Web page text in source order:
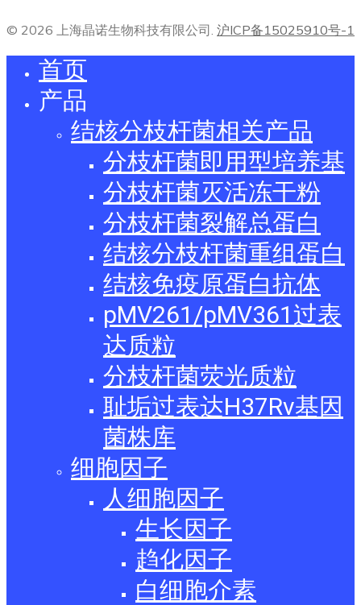
© 2026 上海晶诺生物科技有限公司. 沪ICP备15025910号-1
首页
产品
结核分枝杆菌相关产品
分枝杆菌即用型培养基
分枝杆菌灭活冻干粉
分枝杆菌裂解总蛋白
结核分枝杆菌重组蛋白
结核免疫原蛋白抗体
pMV261/pMV361过表
达质粒
分枝杆菌荧光质粒
耻垢过表达H37Rv基因
菌株库
细胞因子
人细胞因子
生长因子
趋化因子
白细胞介素